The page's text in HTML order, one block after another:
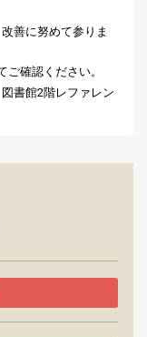
善に努めて参りま
確認ください。
図書館2階レファレン